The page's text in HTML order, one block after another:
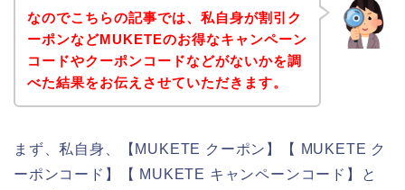
なのでこちらの記事では、私自身が割引ク
ーポンなどMUKETEのお得なキャンペーン
コードやクーポンコードなどがないかを調
べた結果をお伝えさせていただきます。
まず、私自身、【MUKETE クーポン】【 MUKETE ク
ーポンコード】【 MUKETE キャンペーンコード】と